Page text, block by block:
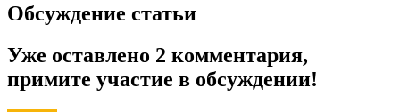
Обсуждение статьи
Уже оставлено 2 комментария,
примите участие в обсуждении!